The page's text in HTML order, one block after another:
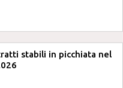
stabili in picchiata nel